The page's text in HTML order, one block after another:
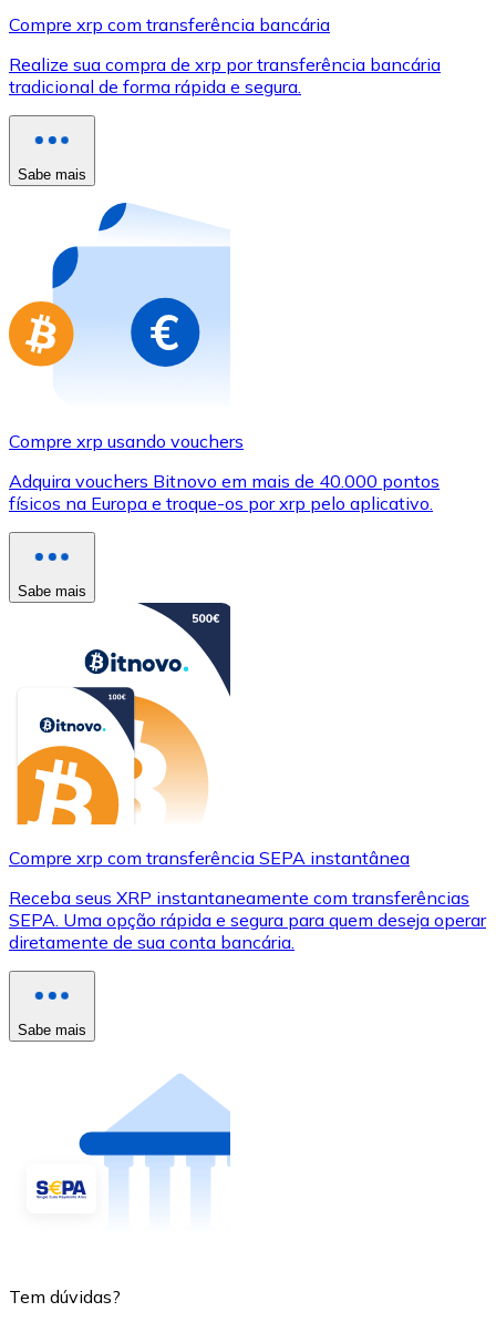
Comprar com transferência bancária
Cartão de crédito / débito
Comprar com cartão
Loja - Cartões-presente
Compre cartões-presente das suas marcas favoritas
Ir para a loja de cartões-presente
Compre xrp com transferência bancária
Realize sua compra de xrp por transferência bancária
tradicional de forma rápida e segura.
Sabe mais
Compre xrp usando vouchers
Adquira vouchers Bitnovo em mais de 40.000 pontos
físicos na Europa e troque-os por xrp pelo aplicativo.
Sabe mais
Compre xrp com transferência SEPA instantânea
Receba seus XRP instantaneamente com transferências
SEPA. Uma opção rápida e segura para quem deseja operar
diretamente de sua conta bancária.
Sabe mais
Tem dúvidas?